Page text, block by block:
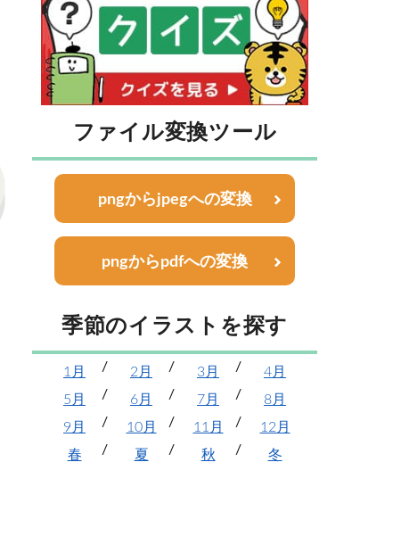
ファイル変換ツール
pngからjpegへの変換
pngからpdfへの変換
季節のイラストを探す
1月 2月 3月
4月
5月
6月 7月
8月
9月
10月 11月
12月
春
夏 秋 冬